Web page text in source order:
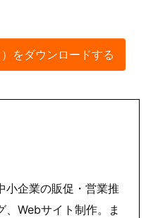
をダウンロードする
小企業の販促・営業推
Webサイト制作。ま